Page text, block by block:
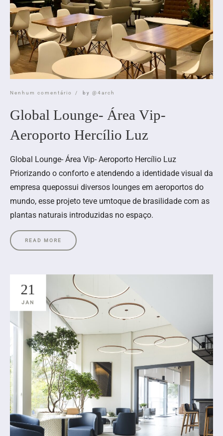
Nenhum comentário by @4arch
Global Lounge- Área Vip-
Aeroporto Hercílio Luz
Global Lounge- Área Vip- Aeroporto Hercílio Luz
Priorizando o conforto e atendendo a identidade visual da
empresa quepossui diversos lounges em aeroportos do
mundo, esse projeto teve umtoque de brasilidade com as
plantas naturais introduzidas no espaço.
READ MORE
21
JAN